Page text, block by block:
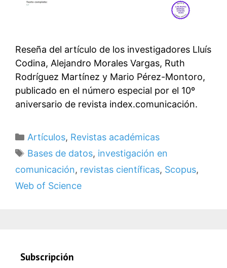
Reseña del artículo de los investigadores Lluís
Codina, Alejandro Morales Vargas, Ruth
Rodríguez Martínez y Mario Pérez-Montoro,
publicado en el número especial por el 10º
aniversario de revista index.comunicación.
Categorías
Artículos, Revistas académicas
Etiquetas
Bases de datos, investigación en
comunicación, revistas científicas, Scopus,
Web of Science
Subscripción